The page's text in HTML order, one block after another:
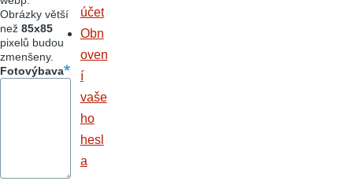
Obrázky větší
než 85x85
pixelů budou
zmenšeny.
Fotovýbava
účet
Obn
oven
í
vaše
ho
hesl
a